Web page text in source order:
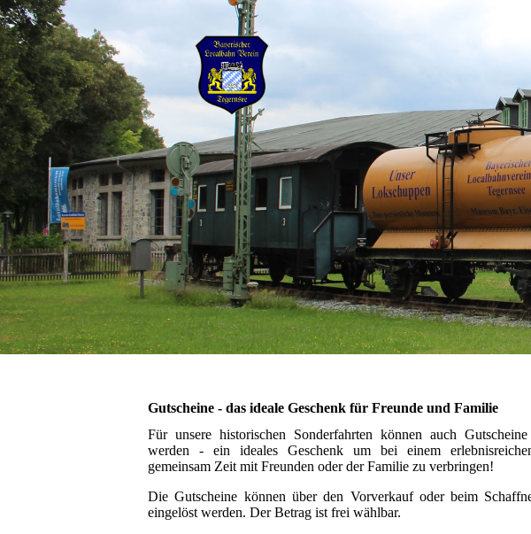
Gutscheine - das ideale Geschenk für Freunde und Familie
Für unsere historischen Sonderfahrten können auch
werden - ein ideales Geschenk um bei einem
gemeinsam Zeit mit Freunden oder der Familie zu verbringen!
Die Gutscheine können über den Vorverkauf oder beim
eingelöst werden. Der Betrag ist frei wählbar.